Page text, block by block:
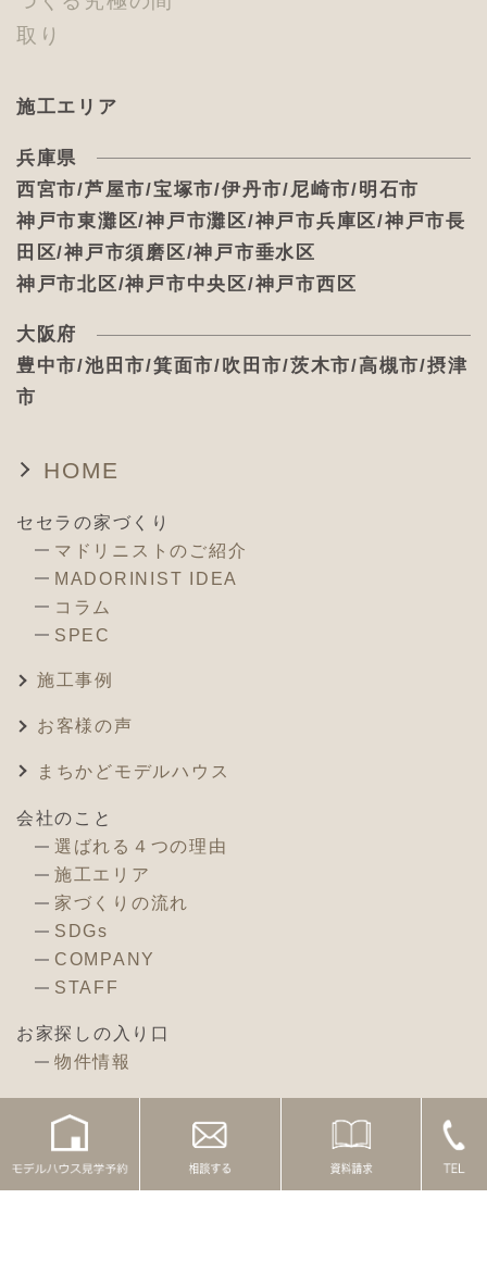
取り
施工エリア
兵庫県
西宮市/芦屋市/宝塚市/伊丹市/尼崎市/明石市
神戸市東灘区/神戸市灘区/神戸市兵庫区/神戸市長
田区/神戸市須磨区/神戸市垂水区
神戸市北区/神戸市中央区/神戸市西区
大阪府
豊中市/池田市/箕面市/吹田市/茨木市/高槻市/摂津
市
HOME
セセラの家づくり
マドリニストのご紹介
MADORINIST IDEA
コラム
SPEC
施工事例
お客様の声
まちかどモデルハウス
会社のこと
選ばれる４つの理由
施工エリア
家づくりの流れ
SDGs
COMPANY
STAFF
お家探しの入り口
物件情報